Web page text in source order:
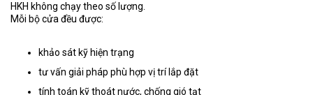
HKH không chạy theo số lượng.
Mỗi bộ cửa đều được:
khảo sát kỹ hiện trạng
tư vấn giải pháp phù hợp vị trí lắp đặt
tính toán kỹ thoát nước, chống gió tạt